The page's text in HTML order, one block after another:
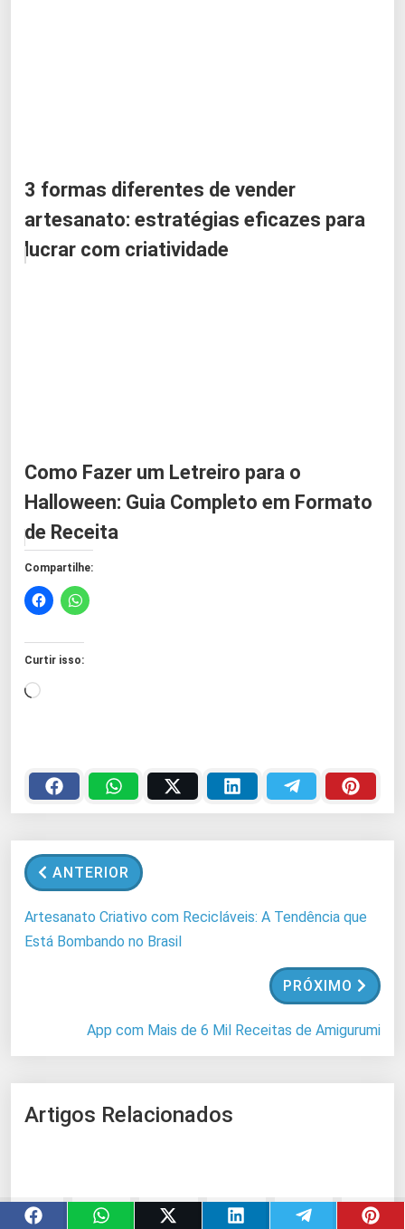
3 formas diferentes de vender
artesanato: estratégias eficazes para
lucrar com criatividade
Como Fazer um Letreiro para o
Halloween: Guia Completo em Formato
de Receita
Compartilhe:
Curtir isso:
C
e
g
n
d
o
.
ANTERIOR
Artesanato Criativo com Recicláveis: A Tendência que
Está Bombando no Brasil
PRÓXIMO
App com Mais de 6 Mil Receitas de Amigurumi
Artigos Relacionados